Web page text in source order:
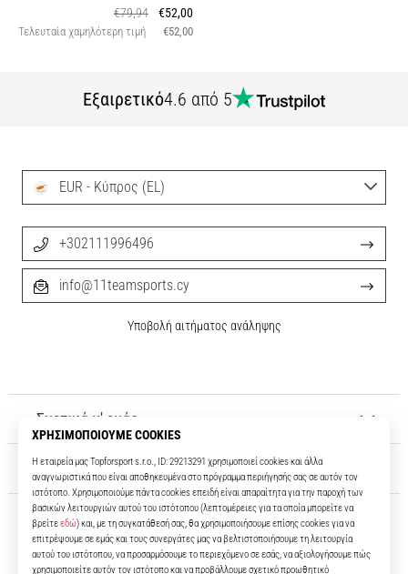
€79,94
€52,00
Τελευταία χαμηλότερη τιμή €52,00
Εξαιρετικό4.6 από 5
Σχετικά μ' εμάς
Εξυπηρέτηση πελατών
EUR - Κύπρος (EL)
+302111996496
info@11teamsports.cy
Υποβολή αιτήματος ανάληψης